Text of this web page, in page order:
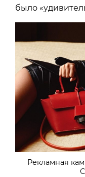
было
Рекламная